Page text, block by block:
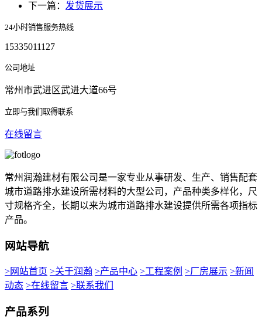
下一篇： 发货展示
24小时销售服务热线
15335011127
公司地址
常州市武进区武进大道66号
立即与我们取得联系
在线留言
常州润瀚建材有限公司是一家专业从事研发、生产、销售配套
城市道路排水建设所需材料的大型公司，产品种类多样化，尺
寸规格齐全，长期以来为城市道路排水建设提供所需各项指标
产品。
网站导航
>网站首页 >关于润瀚 >产品中心 >工程案例 >厂房展示 >新闻
动态 >在线留言 >联系我们
产品系列